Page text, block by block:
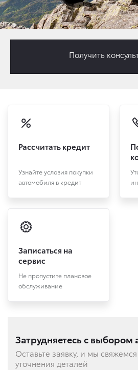
Рассчитать кредит
Узнайте условия покупки
автомобиля в кредит
Записаться на
сервис
Не пропустите плановое
обслуживание
Затрудняетесь с выбором
Оставьте заявку, и мы
уточнения деталей